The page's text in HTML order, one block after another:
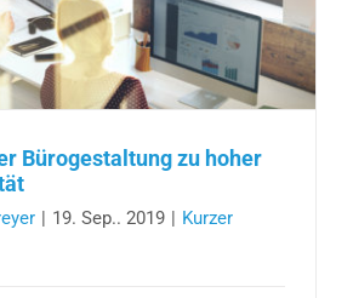
Bürogestaltung zu hoher
19. Sep.. 2019
Kurzer